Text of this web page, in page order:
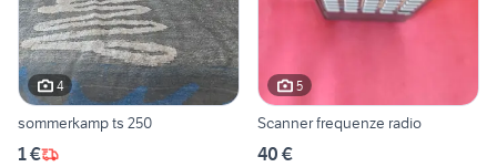
4
sommerkamp ts 250
1 €
5
Scanner frequenze radio
40 €